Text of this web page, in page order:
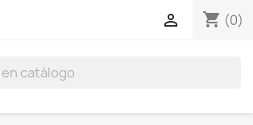
shopping_cart (0)
